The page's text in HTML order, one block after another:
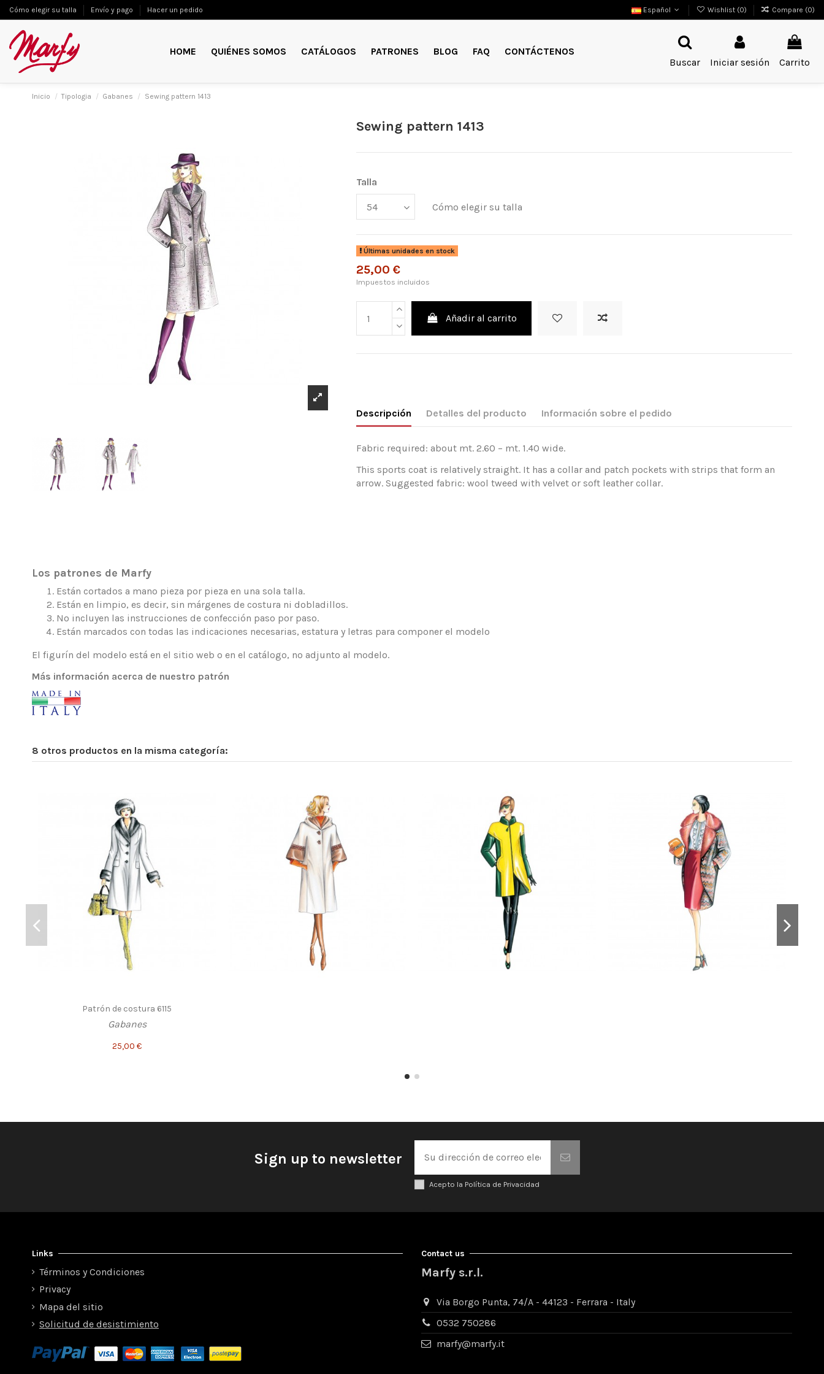
Cómo elegir su talla Envío y pago Hacer un pedido Español Wishlist (0) Compare (0)
HOME QUIÉNES SOMOS CATÁLOGOS PATRONES BLOG FAQ
CONTÁCTENOS
Buscar
Iniciar sesión Carrito
Inicio Tipologia Gabanes Sewing pattern 1413
Sewing pattern 1413
Talla
Cómo elegir su talla
Últimas unidades en stock
25,00 €
Impuestos incluidos
Añadir al carrito
Descripción Detalles del producto Información sobre el pedido
Fabric required: about mt. 2.60 – mt. 1.40 wide.
This sports coat is relatively straight. It has a collar and patch pockets with strips that form an
arrow. Suggested fabric: wool tweed with velvet or soft leather collar.
Los patrones de Marfy
Están cortados a mano pieza por pieza en una sola talla.
Están en limpio, es decir, sin márgenes de costura ni dobladillos.
No incluyen las instrucciones de confección paso por paso.
Están marcados con todas las indicaciones necesarias, estatura y letras para componer el modelo
El figurín del modelo está en el sitio web o en el catálogo, no adjunto al modelo.
Más información acerca de nuestro patrón
8 otros productos en la misma categoría:
Patrón de costura 6115
Gabanes
25,00 €
Sign up to newsletter
Acepto la Política de Privacidad
Links
Términos y Condiciones
Privacy
Mapa del sitio
Solicitud de desistimiento
Contact us
Marfy s.r.l.
Via Borgo Punta, 74/A - 44123 - Ferrara - Italy
0532 750286
marfy@marfy.it